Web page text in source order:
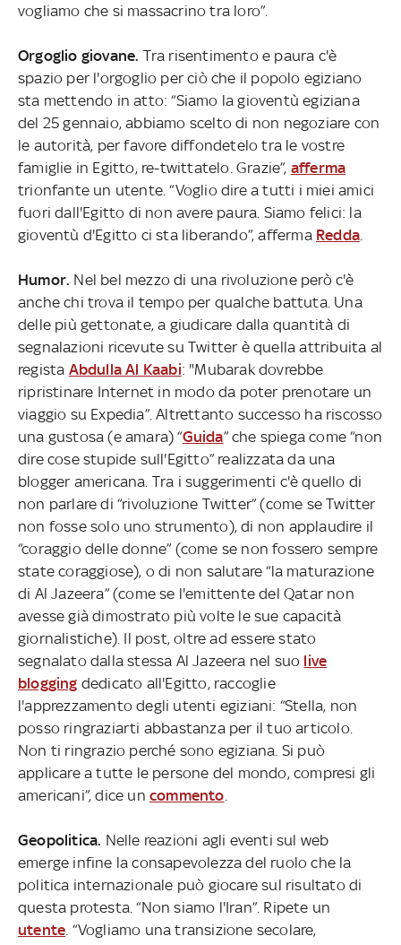
vogliamo che si massacrino tra loro”.
Orgoglio giovane. Tra risentimento e paura c'è
spazio per l'orgoglio per ciò che il popolo egiziano
sta mettendo in atto: “Siamo la gioventù egiziana
del 25 gennaio, abbiamo scelto di non negoziare con
le autorità, per favore diffondetelo tra le vostre
famiglie in Egitto, re-twittatelo. Grazie”, afferma
trionfante un utente. “Voglio dire a tutti i miei amici
fuori dall'Egitto di non avere paura. Siamo felici: la
gioventù d'Egitto ci sta liberando”, afferma Redda.
Humor. Nel bel mezzo di una rivoluzione però c'è
anche chi trova il tempo per qualche battuta. Una
delle più gettonate, a giudicare dalla quantità di
segnalazioni ricevute su Twitter è quella attribuita al
regista Abdulla Al Kaabi: "Mubarak dovrebbe
ripristinare Internet in modo da poter prenotare un
viaggio su Expedia”. Altrettanto successo ha riscosso
una gustosa (e amara) “Guida” che spiega come “non
dire cose stupide sull'Egitto” realizzata da una
blogger americana. Tra i suggerimenti c'è quello di
non parlare di “rivoluzione Twitter” (come se Twitter
non fosse solo uno strumento), di non applaudire il
“coraggio delle donne” (come se non fossero sempre
state coraggiose), o di non salutare “la maturazione
di Al Jazeera” (come se l'emittente del Qatar non
avesse già dimostrato più volte le sue capacità
giornalistiche). Il post, oltre ad essere stato
segnalato dalla stessa Al Jazeera nel suo live
blogging dedicato all'Egitto, raccoglie
l'apprezzamento degli utenti egiziani: “Stella, non
posso ringraziarti abbastanza per il tuo articolo.
Non ti ringrazio perché sono egiziana. Si può
applicare a tutte le persone del mondo, compresi gli
americani”, dice un commento
Geopolitica. Nelle reazioni agli eventi sul web
emerge infine la consapevolezza del ruolo che la
politica internazionale può giocare sul risultato di
questa protesta. “Non siamo l'Iran”. Ripete un
utente . “Vogliamo una transizione secolare,